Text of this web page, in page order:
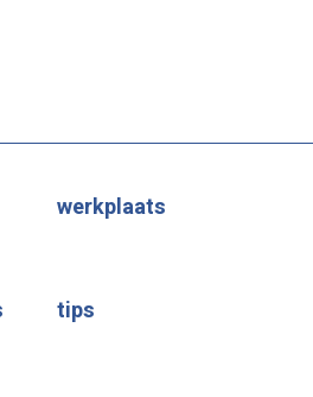
werkplaats
tips